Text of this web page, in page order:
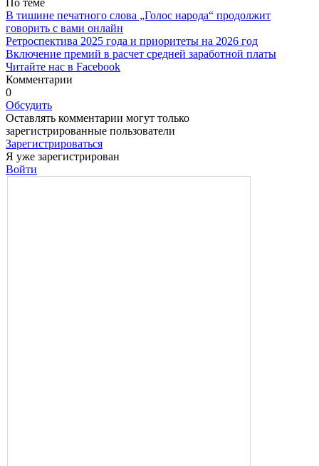
В тишине печатного слова „Голос народа“ продолжит
говорить с вами онлайн
Ретроспектива 2025 года и приоритеты на 2026 год
Включение премий в расчет средней заработной платы
Читайте нас в Facebook
Комментарии
0
Обсудить
Оставлять комментарии могут только
зарегистрированные пользователи
Зарегистрироваться
Я уже зарегистрирован
Войти